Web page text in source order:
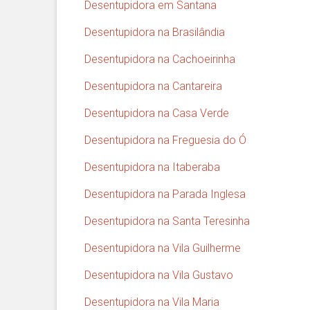
Desentupidora em Santana
Desentupidora na Brasilândia
Desentupidora na Cachoeirinha
Desentupidora na Cantareira
Desentupidora na Casa Verde
Desentupidora na Freguesia do Ó
Desentupidora na Itaberaba
Desentupidora na Parada Inglesa
Desentupidora na Santa Teresinha
Desentupidora na Vila Guilherme
Desentupidora na Vila Gustavo
Desentupidora na Vila Maria